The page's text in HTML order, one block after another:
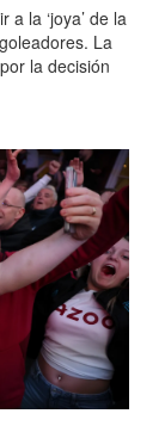
la ‘joya’ de la
La
la decisión